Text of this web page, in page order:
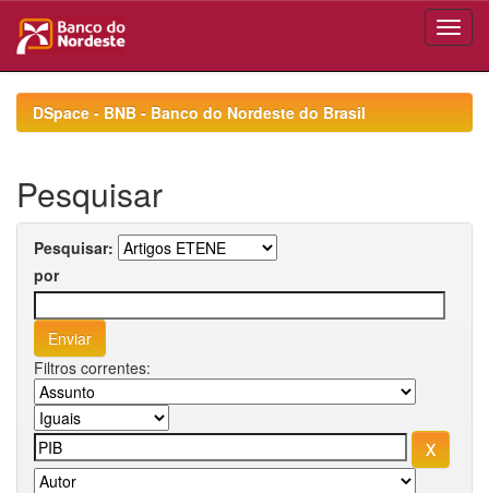
navigationDSpace - BNB - Banco do Nordeste do Brasil
Pesquisar
Pesquisar:
por
Filtros correntes: